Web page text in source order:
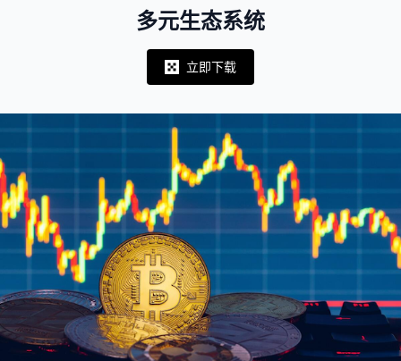
多元生态系统
Notifications
立即下载